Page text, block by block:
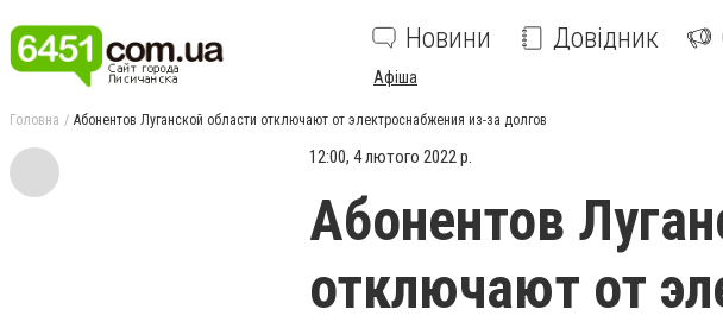
Новини Довідник
Афіша
Головна Абонентов Луганской области отключают от электроснабжения из-за долгов
12:00, 4 лютого 2022 р.
Абонентов
отключают от